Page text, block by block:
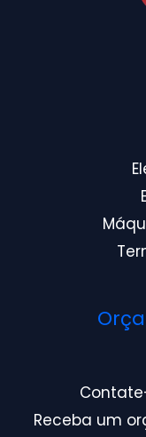
Receba um